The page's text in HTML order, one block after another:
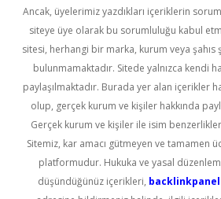
Ancak, üyelerimiz yazdıkları içeriklerin
siteye üye olarak bu sorumluluğu kabul
sitesi, herhangi bir marka, kurum veya şahıs
bulunmamaktadır. Sitede yalnızca kendi
paylaşılmaktadır. Burada yer alan içerikler
olup, gerçek kurum ve kişiler hakkında
Gerçek kurum ve kişiler ile isim
Sitemiz, kar amacı gütmeyen ve tamamen
platformudur. Hukuka ve yasal
düşündüğünüz içerikleri,